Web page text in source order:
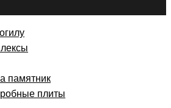
памятник
плиты